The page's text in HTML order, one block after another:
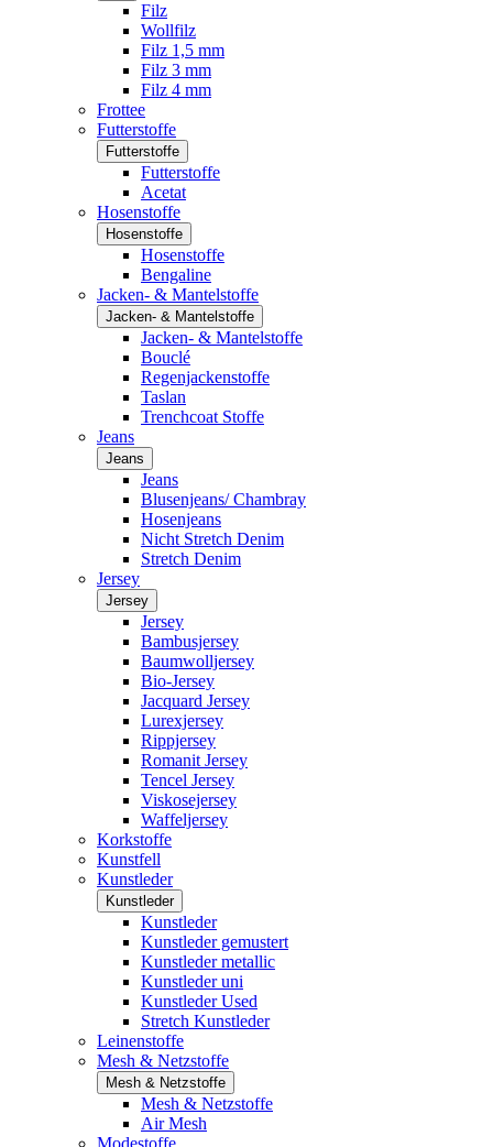
Filz
Wollfilz
Filz 1,5 mm
Filz 3 mm
Filz 4 mm
Frottee
Futterstoffe
Futterstoffe
Futterstoffe
Acetat
Hosenstoffe
Hosenstoffe
Hosenstoffe
Bengaline
Jacken- & Mantelstoffe
Jacken- & Mantelstoffe
Jacken- & Mantelstoffe
Bouclé
Regenjackenstoffe
Taslan
Trenchcoat Stoffe
Jeans
Jeans
Jeans
Blusenjeans/ Chambray
Hosenjeans
Nicht Stretch Denim
Stretch Denim
Jersey
Jersey
Jersey
Bambusjersey
Baumwolljersey
Bio-Jersey
Jacquard Jersey
Lurexjersey
Rippjersey
Romanit Jersey
Tencel Jersey
Viskosejersey
Waffeljersey
Korkstoffe
Kunstfell
Kunstleder
Kunstleder
Kunstleder
Kunstleder gemustert
Kunstleder metallic
Kunstleder uni
Kunstleder Used
Stretch Kunstleder
Leinenstoffe
Mesh & Netzstoffe
Mesh & Netzstoffe
Mesh & Netzstoffe
Air Mesh
Modestoffe